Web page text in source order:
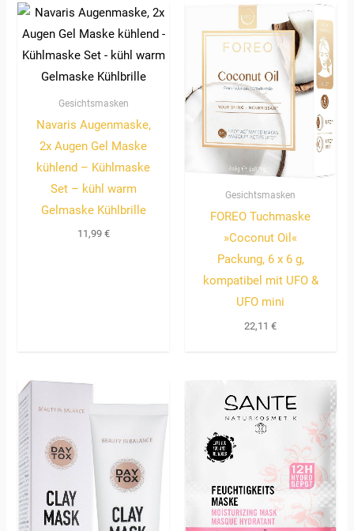
Gesichtsmasken
Navaris Augenmaske,
2x Augen Gel Maske
kühlend – Kühlmaske
Set – kühl warm
Gelmaske Kühlbrille
11,99 €
Gesichtsmasken
FOREO Tuchmaske
»Coconut Oil«
Packung, 6 x 6 g,
kompatibel mit UFO &
UFO mini
22,11€